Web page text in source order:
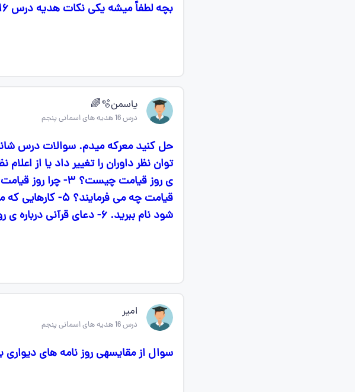
بچه لطفاً میشه یکی نکات هدیه درس ۱۶ پنجم رو بهم بگه؟
یاسمن🫧🌈
درس 16 هدیه های اسمانی پنجم
قیامت چه می
شود نام ببرید. ۶- دعای قرآنی درباره ی روز قیامت را بنویسید.
امیر
درس 16 هدیه های اسمانی پنجم
سوال از مقایسهی روز نامه های دیواری